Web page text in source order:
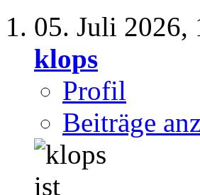
05. Juli 2026,
klops
Profil
Beiträge